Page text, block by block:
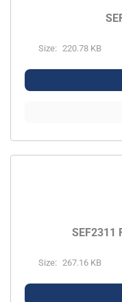
Size: 220.78 KB
SEF2311
Size: 267.16 KB